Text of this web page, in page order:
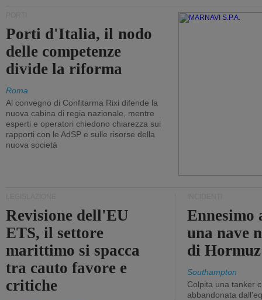
Porti d'Italia, il nodo
delle competenze
divide la riforma
Roma
Al convegno di Confitarma Rixi difende la
nuova cabina di regia nazionale, mentre
esperti e operatori chiedono chiarezza sui
rapporti con le AdSP e sulle risorse della
nuova società
Revisione dell'EU
ETS, il settore
marittimo si spacca
tra cauto favore e
critiche
Ennesimo
una nave
di Hormuz
Southampton
Colpita una tanker
abbandonata